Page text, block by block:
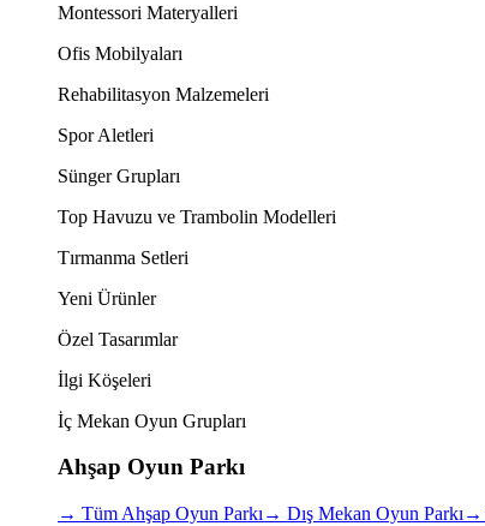
Montessori Materyalleri
Ofis Mobilyaları
Rehabilitasyon Malzemeleri
Spor Aletleri
Sünger Grupları
Top Havuzu ve Trambolin Modelleri
Tırmanma Setleri
Yeni Ürünler
Özel Tasarımlar
İlgi Köşeleri
İç Mekan Oyun Grupları
Ahşap Oyun Parkı
→ Tüm Ahşap Oyun Parkı → Dış Mekan Oyun Parkı →